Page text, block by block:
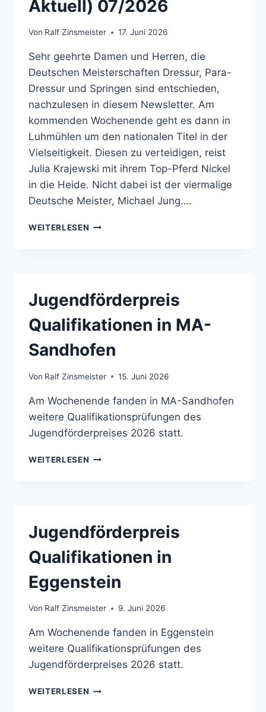
KINDERREITSCHULBETRIEBEN
Aktuell) 07/2026
Von Ralf Zinsmeister 17. Juni 2026
Sehr geehrte Damen und Herren, die
Deutschen Meisterschaften Dressur, Para-
Dressur und Springen sind entschieden,
nachzulesen in diesem Newsletter. Am
kommenden Wochenende geht es dann in
Luhmühlen um den nationalen Titel in der
Vielseitigkeit. Diesen zu verteidigen, reist
Julia Krajewski mit ihrem Top-Pferd Nickel
in die Heide. Nicht dabei ist der viermalige
Deutsche Meister, Michael Jung….
WEITERLESEN PFERDESPORT
Jugendförderpreis
Qualifikationen in MA-
Sandhofen
Von Ralf Zinsmeister 15. Juni 2026
Am Wochenende fanden in MA-Sandhofen
weitere Qualifikationsprüfungen des
Jugendförderpreises 2026 statt.
WEITERLESEN JUGENDFÖRDERPREIS
Jugendförderpreis
Qualifikationen in
Eggenstein
Von Ralf Zinsmeister 9. Juni 2026
Am Wochenende fanden in Eggenstein
weitere Qualifikationsprüfungen des
Jugendförderpreises 2026 statt.
WEITERLESEN JUGENDFÖRDERPREIS